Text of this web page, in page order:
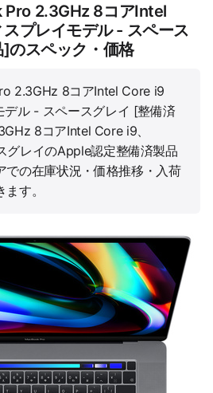
Pro 2.3GHz 8コアIntel
プレイモデル - スペース
のスペック・価格
2.3GHz 8コアIntel Core i9
デル - スペースグレイ [整備済
8コアIntel Core i9、
グレイのApple認定整備済製品
での在庫状況・価格推移・入荷
す。